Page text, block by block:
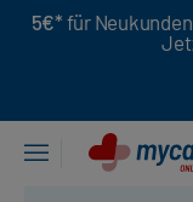
5€* für